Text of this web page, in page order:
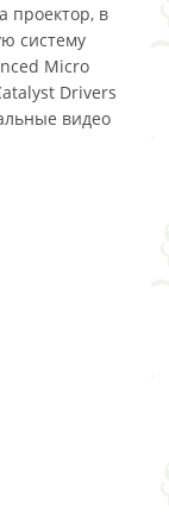
проектор, в
систему
Micro
Drivers
видео